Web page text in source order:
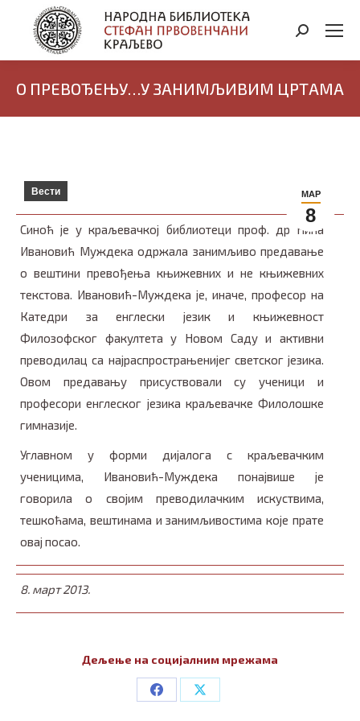
Search:
О ПРЕВОЂЕЊУ…У ЗАНИМЉИВИМ ЦРТАМА
МАР
8
Вести
Синоћ је у краљевачкој библиотеци проф. др Нина
Ивановић Муждека одржала занимљиво предавање
о вештини превођења књижевних и не књижевних
текстова. Ивановић-Муждека је, иначе, професор на
Катедри за енглески језик и књижевност
Филозофског факултета у Новом Саду и активни
преводилац са најраспрострањенијег светског језика.
Овом предавању присуствовали су ученици и
професори енглеског језика краљевачке Филолошке
гимназије.
Углавном у форми дијалога с краљевачким
ученицима, Ивановић-Муждека понајвише је
говорила о својим преводилачким искуствима,
тешкоћама, вештинама и занимљивостима које прате
овај посао.
8. март 2013.
Дељење на социјалним мрежама
Share
Share